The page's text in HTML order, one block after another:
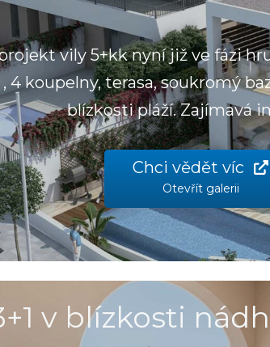
vily 5+kk nyní již ve fázi
4 koupelny, terasa, soukromý
blízkosti pláží. Zajímavá
Chci vědět víc
Otevřít galerii
v blízkosti